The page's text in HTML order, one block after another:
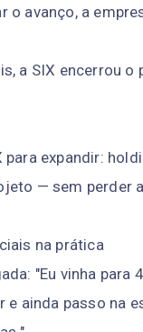
o avanço, a
a SIX encerrou
expandir:
— sem perder
na prática
"Eu vinha
ainda passo na